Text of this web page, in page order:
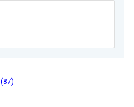
(87)